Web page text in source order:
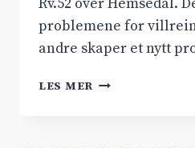
Rv.52 over Hemsedal.
problemene for
andre skaper et nytt
LES MER VILLREINEN